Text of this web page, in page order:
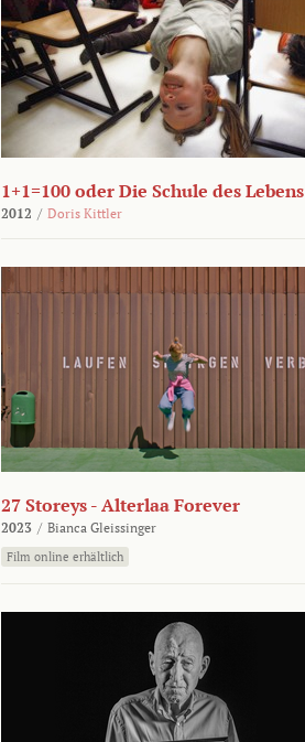
1+1=100 oder Die Schule des Lebens
2012 / Doris Kittler
27 Storeys - Alterlaa Forever
2023 / Bianca Gleissinger
Film online erhältlich